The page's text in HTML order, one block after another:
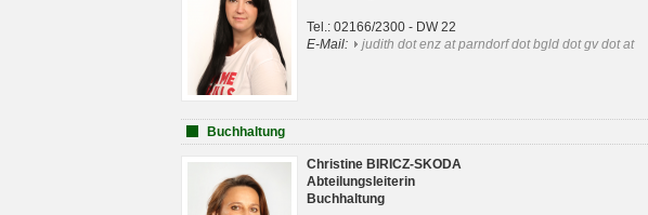
Tel.: 02166/2300 - DW 22
E-Mail:
judith dot enz at parndorf dot bgld dot gv dot at
Buchhaltung
Christine BIRICZ-SKODA
Abteilungsleiterin
Buchhaltung